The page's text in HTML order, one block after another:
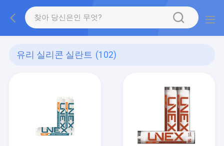
유리 실리콘 실란트 (102)